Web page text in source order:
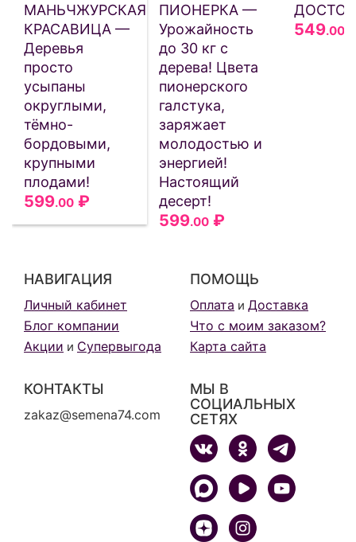
МАНЬЧЖУРСКАЯ
КРАСАВИЦА —
Деревья
просто
усыпаны
округлыми,
тёмно-
бордовыми,
крупными
плодами!
599.00 ₽
ПИОНЕРКА —
Урожайность
до 30 кг с
дерева! Цвета
пионерского
галстука,
заряжает
молодостью и
энергией!
Настоящий
десерт!
599.00 ₽
549.00
НАВИГАЦИЯ
Личный кабинет
Блог компании
Акции и Супервыгода
ПОМОЩЬ
Оплата и Доставка
Что с моим заказом?
Карта сайта
КОНТАКТЫ
zakaz@semena74.com
МЫ В
СОЦИАЛЬНЫХ
СЕТЯХ